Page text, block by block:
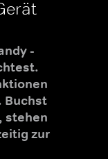
-
Buchst
stehen
zur